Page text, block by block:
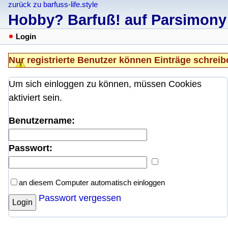
zurück zu barfuss-life.style
Hobby? Barfuß! auf Parsimony
Login
Nur registrierte Benutzer können Einträge
Um sich einloggen zu können, müssen Cookies
aktiviert sein.
Benutzername:
Passwort:
an diesem Computer automatisch einloggen
Login Passwort vergessen